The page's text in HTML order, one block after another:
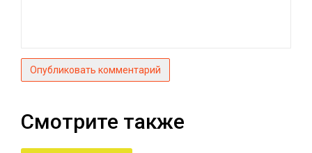
Опубликовать комментарий
Смотрите также